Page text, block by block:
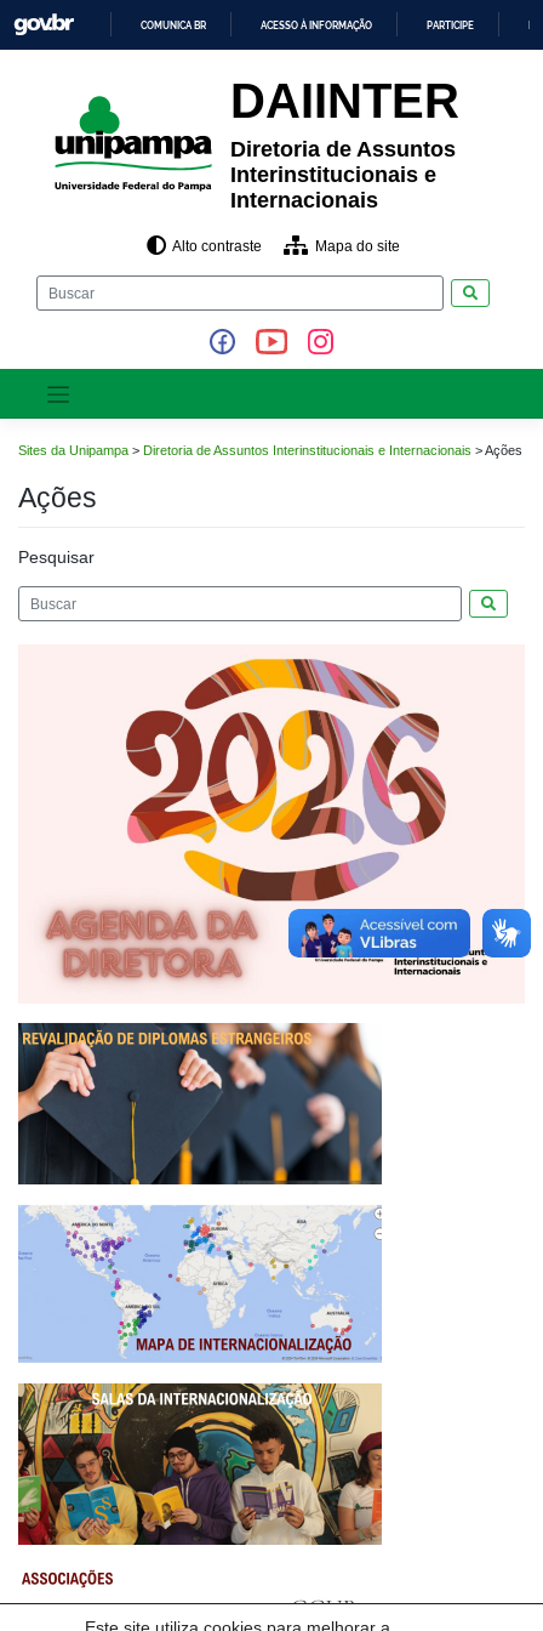
para
o
O
CONTEÚDO
COMUNICA BR ACESSO À INFORMAÇÃO PARTICIPE
DAIINTER
Diretoria de Assuntos
Interinstitucionais e
Internacionais
Alto contraste Mapa do site
Sites da Unipampa > Diretoria de Assuntos Interinstitucionais e Internacionais >Ações
Ações
Pesquisar